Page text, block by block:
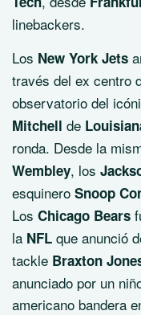
linebackers.
Los New York Jets
través del ex centro
observatorio del
Mitchell de
ronda. Desde la
Wembley, los
esquinero Snoop
Los Chicago Bears
la NFL que anunció
tackle Braxton
anunciado por un
americano bandera